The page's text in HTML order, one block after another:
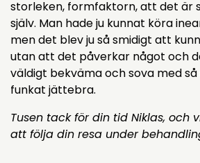
storleken, formfaktorn, att det är
själv. Man hade ju kunnat köra
men det blev ju så smidigt att
utan att det påverkar något och
väldigt bekväma och sova med
funkat jättebra.
Tusen tack för din tid Niklas, och
att följa din resa under